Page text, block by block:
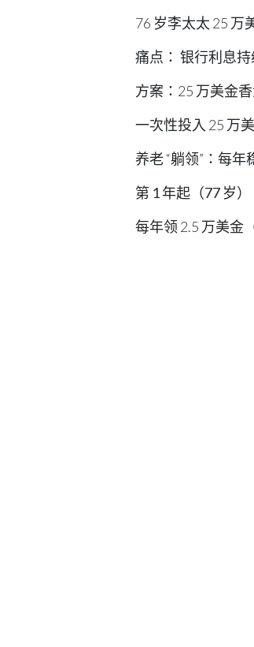
76 岁李太太 25 万
痛点 ： 银行利息
方案： 25 万美金
一次性投入 25 万
养老 “躺领”：每
第 1 年起（77 岁）
每年领 2.5 万美金